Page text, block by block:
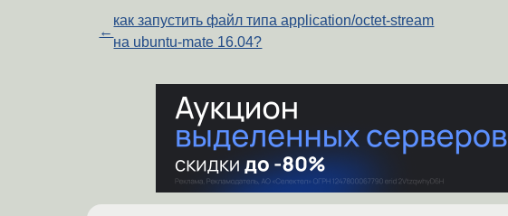
←
как запустить файл типа application/octet-stream
на ubuntu-mate 16.04?